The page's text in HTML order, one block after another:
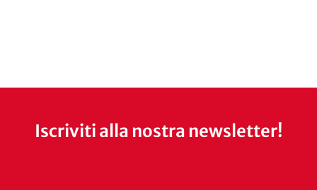
Iscriviti alla nostra newsletter!